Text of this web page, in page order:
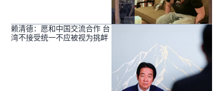
赖清德：愿和中国交流合作 台
湾不接受统一不应被视为挑衅